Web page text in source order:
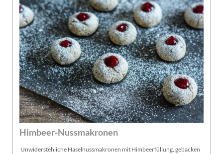
Himbeer-Nussmakronen
Unwiderstehliche Haselnussmakronen mit Himbeerfüllung, gebacken